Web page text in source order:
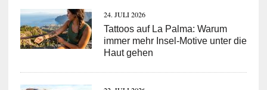
24. JULI 2026
Tattoos auf La Palma: Warum
immer mehr Insel-Motive unter die
Haut gehen